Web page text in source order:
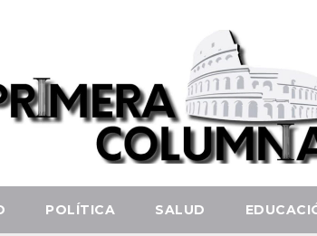
POLÍTICA SALUD